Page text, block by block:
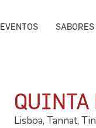
EVENTOS SABORES
QUINTA
Lisboa, Tannat,